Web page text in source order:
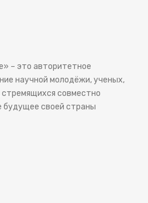
– это авторитетное
научной молодёжи, ученых,
совместно
будущее своей страны